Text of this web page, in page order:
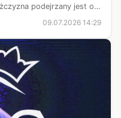
podejrzany jest o
09.07.2026 14:29